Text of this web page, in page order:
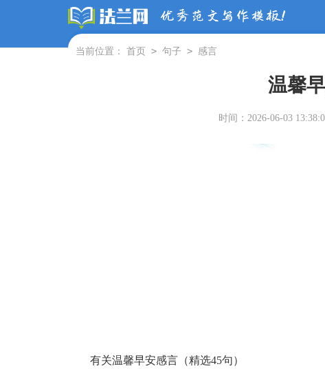
当前位置： 首页 > 句子 > 感言
温馨
时间：2026-06-03
有关温馨早安感言（精选45句）